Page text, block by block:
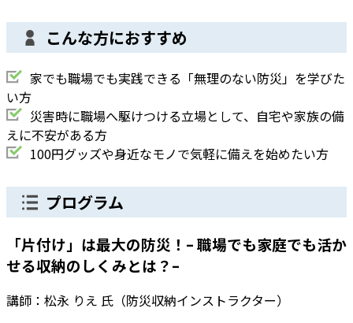
こんな方におすすめ
家でも職場でも実践できる「無理のない防災」を学びた
い方
災害時に職場へ駆けつける立場として、自宅や家族の備
えに不安がある方
100円グッズや身近なモノで気軽に備えを始めたい方
プログラム
「片付け」は最大の防災！– 職場でも家庭でも活か
せる収納のしくみとは？–
講師：松永 りえ 氏（防災収納インストラクター）